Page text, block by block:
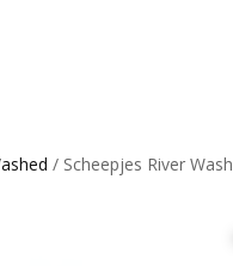
/ Scheepjes River